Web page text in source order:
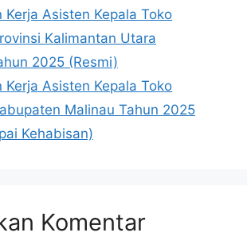
Kerja Asisten Kepala Toko
Kalimantan Utara
2025 (Resmi)
Kerja Asisten Kepala Toko
Malinau Tahun 2025
Kehabisan)
Komentar